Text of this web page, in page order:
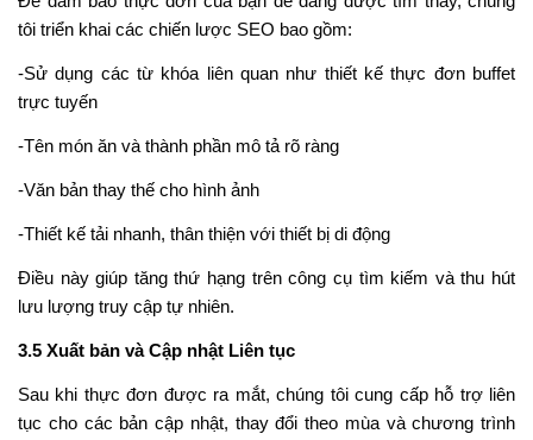
tôi triển khai các chiến lược SEO bao gồm:
-Sử dụng các từ khóa liên quan như thiết kế thực đơn buffet
trực tuyến
-Tên món ăn và thành phần mô tả rõ ràng
-Văn bản thay thế cho hình ảnh
-Thiết kế tải nhanh, thân thiện với thiết bị di động
Điều này giúp tăng thứ hạng trên công cụ tìm kiếm và thu hút
lưu lượng truy cập tự nhiên.
3.5 Xuất bản và Cập nhật Liên tục
Sau khi thực đơn được ra mắt, chúng tôi cung cấp hỗ trợ liên
tục cho các bản cập nhật, thay đổi theo mùa và chương trình